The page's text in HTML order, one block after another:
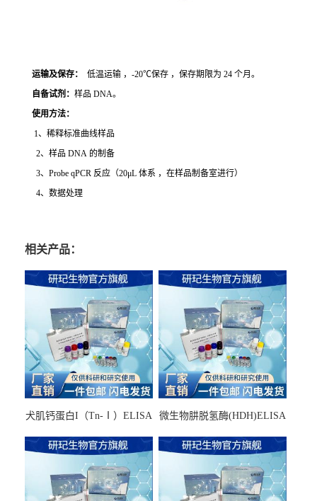
运输及保存：
低温运输 ，-20℃保存 ，保存期限为 24 个月。
自备试剂： 样品 DNA。
使用方法：
1、稀释标准曲线样品
2、样品 DNA 的制备
3、Probe qPCR 反应（20μL 体系 ，在样品制备室进行）
4、数据处理
相关产品：
犬肌钙蛋白I（Tn-Ⅰ）ELISA
微生物肼脱氢酶(HDH)ELISA